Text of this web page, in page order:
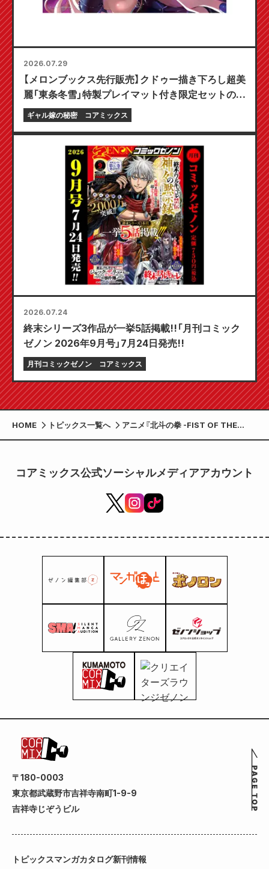
2026.07.29
【メロンブックス先行販売】クドゥー描き下ろし超美
麗「東条冬雪」特製プレイマット付き限定セットの予
約受付開始！『ギャル嫁の秘密』最新第6巻が10月20
日発売予定！
ギャル嫁の秘密 コアミックス
2026.07.24
終末シリーズ3作品が一挙5話掲載!!「月刊コミック
ゼノン 2026年9月号」7月24日発売!!
月刊コミックゼノン コアミックス
HOME トピックス一覧へ
アニメ『北斗の拳 -FIST OF THE
NORTH STAR-』より、ケンシロウと
コアミックス公式ソーシャルメディアアカウント
〒180-0003
東京都武蔵野市吉祥寺南町1-9-9
吉祥寺じぞうビル
トピックスマンガカタログ新刊情報